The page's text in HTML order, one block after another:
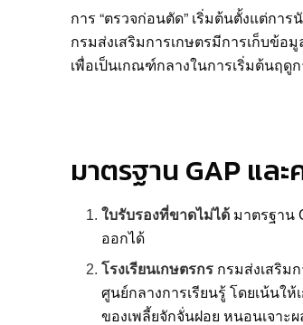
การ “ตรวจก่อนตัด” เริ่มต้นตั้งแต่กา
กรมส่งเสริมการเกษตรมีการเก็บข้อ
เพื่อเป็นเกณฑ์กลางในการเริ่มต้นฤดู
มาตรฐาน GAP แ
ใบรับรองที่ขาดไม่ได้ มาตรฐาน
ออกได้
โรงเรียนเกษตรกร กรมส่งเสริม
ศูนย์กลางการเรียนรู้ โดยเน้นใ
ของเพลี้ยจักจั่นฝอย หนอนเจาะ